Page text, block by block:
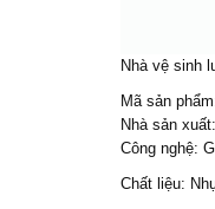
Nhà vệ sinh
Mã sản
Nhà sản
Công nghệ:
Chất liệu: